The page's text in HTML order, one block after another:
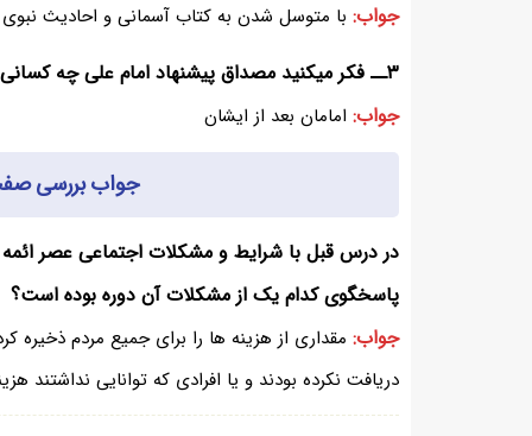
جواب: با متوسل شدن به کتاب آسمانی و احادیث
۳ــ فکر میکنید مصداق پیشنهاد امام علی چه کسانی اند؟
جواب: امامان بعد از ایشان
جواب بررسی صفحه ۱۲۹ دینی
در درس قبل با شرایط و مشکلات اجتماعی عصر ائمه
پاسخگوی کدام یک از مشکلات آن دوره بوده است؟
جواب: مقداری از هزینه ها را برای جمیع مردم ذخیره
دریافت نکرده بودند و یا افرادی که توانایی نداشتند